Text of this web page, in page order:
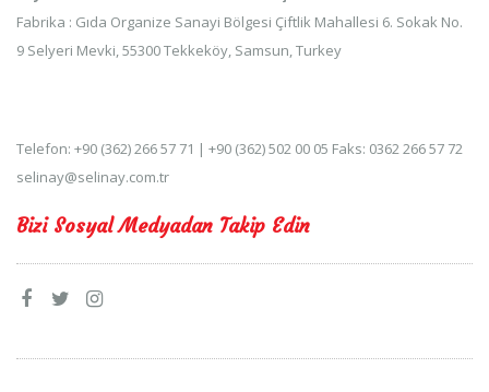
Fabrika : Gıda Organize Sanayi Bölgesi Çiftlik Mahallesi 6. Sokak No.
9 Selyeri Mevki, 55300 Tekkeköy, Samsun, Turkey
Telefon: +90 (362) 266 57 71 | +90 (362) 502 00 05 Faks: 0362 266 57 72
selinay@selinay.com.tr
Bizi Sosyal Medyadan Takip Edin